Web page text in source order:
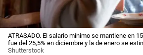
ATRASADO. El salario mínimo se mantiene en
fue del 25,5% en diciembre y la de enero se
Shutterstock